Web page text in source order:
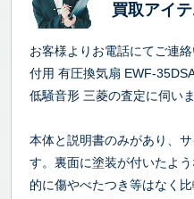
買取アイ
お客様よりお電話にてご連
付用 有圧換気扇 EWF-
低騒音形 三菱の査定に伺いま
本体と説明書のみがあり、
す。裏面に塗装が付いたよ
的に傷やべたつき等はなく